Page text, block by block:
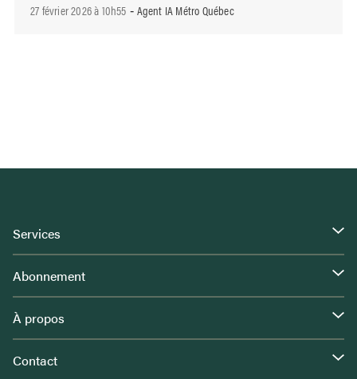
27 février 2026 à 10h55 - Agent IA Métro Québec
Services
Abonnement
À propos
Contact